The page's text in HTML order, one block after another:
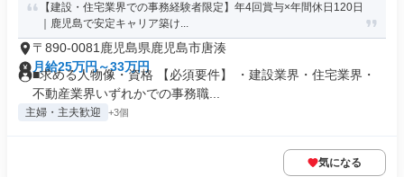
【建設・住宅業界での事務経験者限定】年4回賞与×年間休日120日
｜鹿児島で安定キャリア築け...
〒890-0081鹿児島県鹿児島市唐湊
月給25万円～33万円
■求める人物像・資格 【必須要件】 ・建設業界・住宅業界・
不動産業界いずれかでの事務職...
主婦・主夫歓迎 +3個
気になる